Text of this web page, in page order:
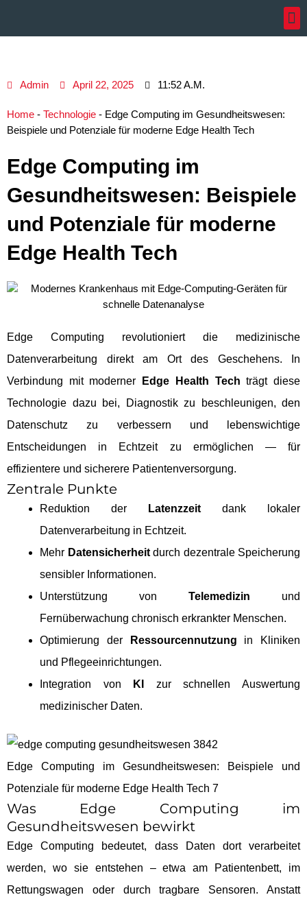
springen
Admin April 22, 2025 11:52 A.m.
Home - Technologie - Edge Computing im Gesundheitswesen:
Beispiele und Potenziale für moderne Edge Health Tech
Edge Computing im
Gesundheitswesen: Beispiele
und Potenziale für moderne
Edge Health Tech
Edge Computing revolutioniert die medizinische
Datenverarbeitung direkt am Ort des Geschehens. In
Verbindung mit moderner
Edge Health Tech trägt diese
Technologie dazu bei, Diagnostik zu beschleunigen, den
Datenschutz zu verbessern und lebenswichtige
Entscheidungen in Echtzeit zu ermöglichen — für
effizientere und sicherere Patientenversorgung.
Zentrale Punkte
Reduktion der Latenzzeit dank lokaler
Datenverarbeitung in Echtzeit.
Mehr Datensicherheitdurch dezentrale Speicherung
sensibler Informationen.
Unterstützung von Telemedizin und
Fernüberwachung chronisch erkrankter Menschen.
Optimierung der
Ressourcennutzung in Kliniken
und Pflegeeinrichtungen.
Integration von
KI
zur schnellen Auswertung
medizinischer Daten.
Edge Computing im Gesundheitswesen: Beispiele und
Potenziale für moderne Edge Health Tech 7
Was Edge Computing im
Gesundheitswesen bewirkt
Edge Computing bedeutet, dass Daten dort verarbeitet
werden, wo sie entstehen – etwa am Patientenbett, im
Rettungswagen oder durch tragbare Sensoren. Anstatt